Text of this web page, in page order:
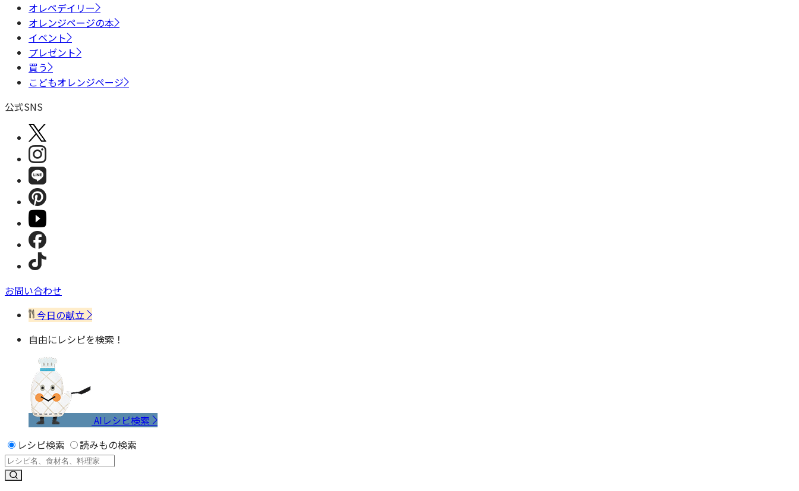
オレペデイリー
オレンジページの本
イベント
プレゼント
買う
こどもオレンジページ
公式SNS
お問い合わせ
今日の献立
自由にレシピを検索！
AIレシピ検索
レシピ検索
読みもの検索